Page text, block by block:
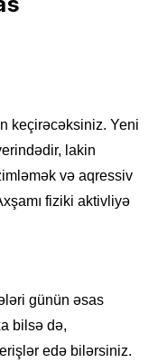
keçirəcəksiniz. Yeni
lakin
və aqressiv
fiziki aktivliyə
günün əsas
bilsə də,
edə bilərsiniz.